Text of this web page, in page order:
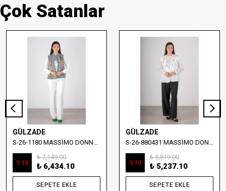
Çok Satanlar
GÜLZADE
S-26-1180 MASSİMO DONNA NAKIŞ DETAYLI DENİM YELEK
%10
₺ 7,149.00
₺ 6,434.10
SEPETE EKLE
GÜLZADE
S-26-880431 MASSİMO DONNA TAŞ İŞLEMELİ YELEKLİ BLUZ
%10
₺ 5,819.00
₺ 5,237.10
SEPETE EKLE